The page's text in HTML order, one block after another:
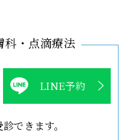
・点滴療法
LINE予約
できます。